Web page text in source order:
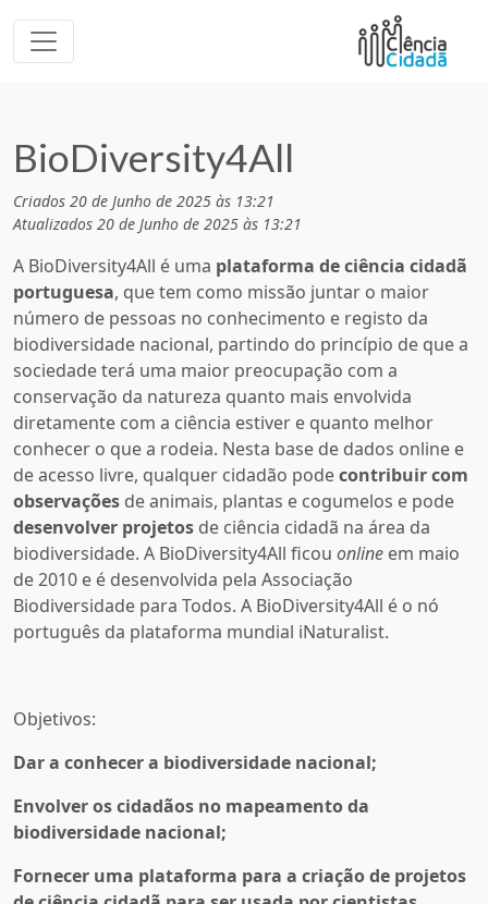
BioDiversity4All
Criados 20 de Junho de 2025 às 13:21
Atualizados 20 de Junho de 2025 às 13:21
A BioDiversity4All é uma plataforma de ciência cidadã
portuguesa, que tem como missão juntar o maior
número de pessoas no conhecimento e registo da
biodiversidade nacional, partindo do princípio de que a
sociedade terá uma maior preocupação com a
conservação da natureza quanto mais envolvida
diretamente com a ciência estiver e quanto melhor
conhecer o que a rodeia. Nesta base de dados online e
de acesso livre, qualquer cidadão podecontribuir com
observações de animais, plantas e cogumelos e pode
desenvolver projetos de ciência cidadã na área da
biodiversidade. A BioDiversity4All ficou online em maio
de 2010 e é desenvolvida pela Associação
Biodiversidade para Todos. A BioDiversity4All é o nó
português da plataforma mundial iNaturalist.
Objetivos:
Dar a conhecer a biodiversidade nacional;
Envolver os cidadãos no mapeamento da
biodiversidade nacional;
Fornecer uma plataforma para a criação de projetos